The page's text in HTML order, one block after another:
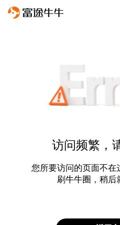
访问频繁，
您所要访问的页面不在
刷牛牛圈，稍后